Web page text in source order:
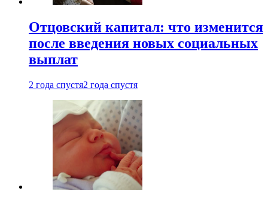
Отцовский капитал: что изменится
после введения новых социальных
выплат
2 года спустя2 года спустя